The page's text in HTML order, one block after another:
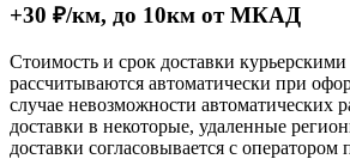
+30 ₽/км, до 10км от МКАД
Стоимость и срок доставки
рассчитываются автоматически при
случае невозможности автоматических
доставки в некоторые, удаленные
доставки согласовывается с оператором